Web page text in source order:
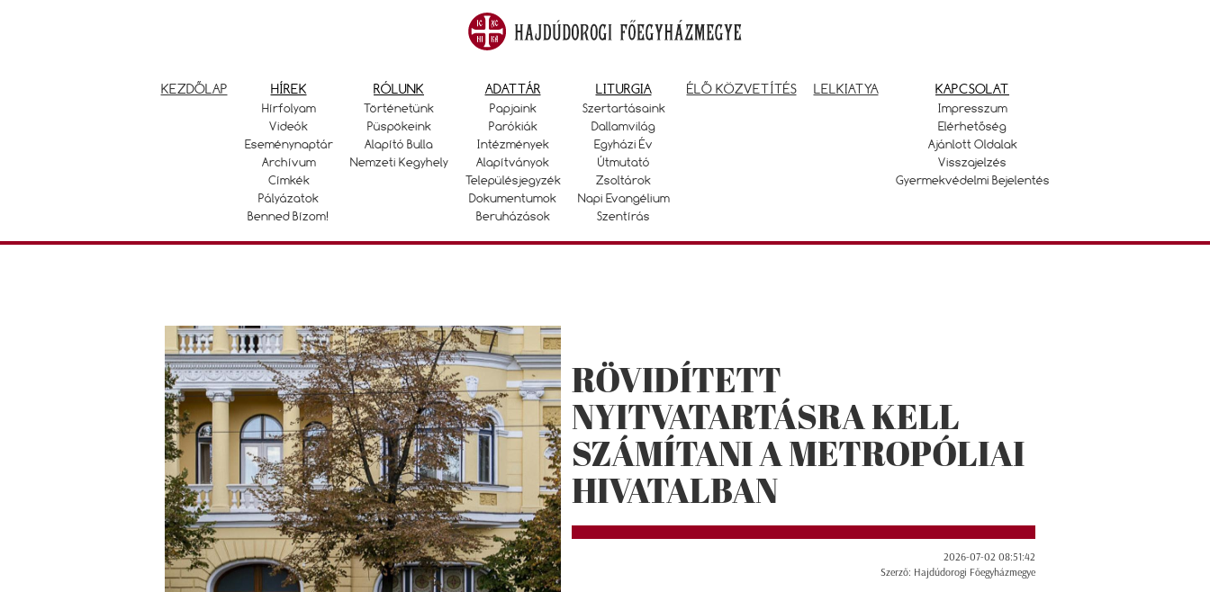
KEZDŐLAP HÍREK
Hírfolyam
Videók
Eseménynaptár
Archívum
Címkék
Pályázatok
Benned Bízom!
RÓLUNK
Történetünk
Püspökeink
Alapító Bulla
Nemzeti Kegyhely
ADATTÁR
Papjaink
Parókiák
Intézmények
Alapítványok
Településjegyzék
Dokumentumok
Beruházások
LITURGIA
Szertartásaink
Dallamvilág
Egyházi Év
Útmutató
Zsoltárok
Napi Evangélium
Szentírás
ÉLŐ KÖZVETÍTÉS LELKIATYA KAPCSOLAT
Impresszum
Elérhetőség
Ajánlott Oldalak
Visszajelzés
Gyermekvédelmi Bejelentés
RÖVIDÍTETT
NYITVATARTÁSRA KELL
SZÁMÍTANI A METROPÓLIAI
HIVATALBAN
2026-07-02 08:51:42
Szerző: Hajdúdorogi Főegyházmegye